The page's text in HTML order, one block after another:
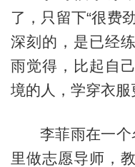
了，只留下“很费
深刻的，是已经
雨觉得，比起自
境的人，学穿衣服
李菲雨在一个
里做志愿导师，